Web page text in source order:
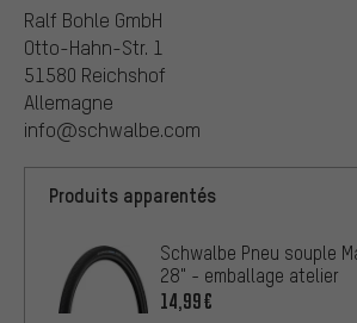
Ralf Bohle GmbH
Otto-Hahn-Str. 1
51580 Reichshof
Allemagne
info@schwalbe.com
Produits apparentés
Schwalbe Pneu souple
28" - emballage atelier
14,99€